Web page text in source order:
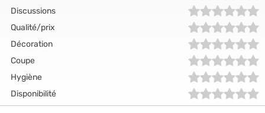
Discussions
Qualité/prix
Décoration
Coupe
Hygiène
Disponibilité